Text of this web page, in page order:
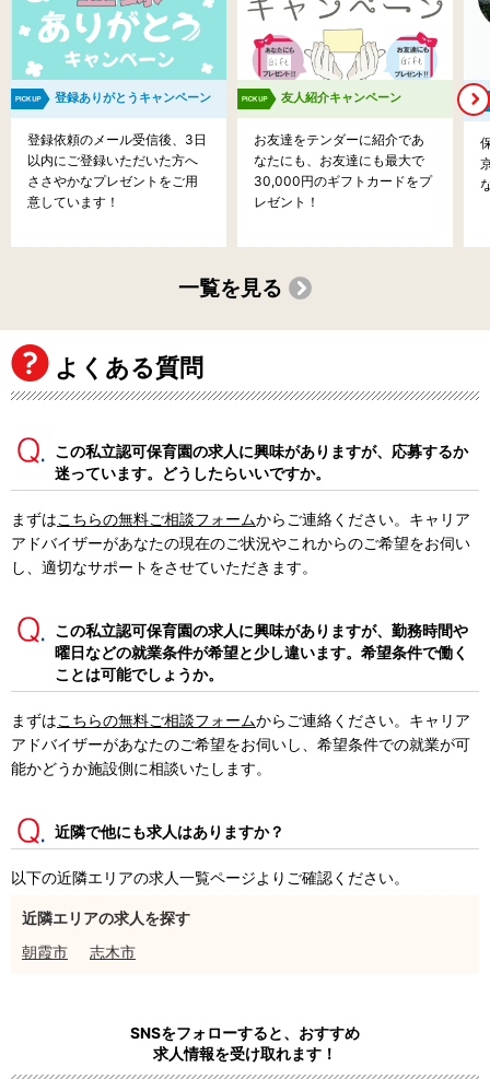
登録ありがとうキャンペーン
登録依頼のメール受信後、3日
以内にご登録いただいた方へ
ささやかなプレゼントをご用
意しています！
友人紹介キャンペーン
お友達をテンダーに紹介であ
なたにも、お友達にも最大で
30,000円のギフトカードをプ
レゼント！
一覧を見る
よくある質問
この私立認可保育園の求人に興味がありますが、応募するか
迷っています。どうしたらいいですか。
まずはこちらの無料ご相談フォームからご連絡ください。キャリア
アドバイザーがあなたの現在のご状況やこれからのご希望をお伺い
し、適切なサポートをさせていただきます。
この私立認可保育園の求人に興味がありますが、勤務時間や
曜日などの就業条件が希望と少し違います。希望条件で働く
ことは可能でしょうか。
まずはこちらの無料ご相談フォームからご連絡ください。キャリア
アドバイザーがあなたのご希望をお伺いし、希望条件での就業が可
能かどうか施設側に相談いたします。
近隣で他にも求人はありますか？
以下の近隣エリアの求人一覧ページよりご確認ください。
近隣エリアの求人を探す
朝霞市
志木市
SNSをフォローすると、おすすめ
求人情報を受け取れます！